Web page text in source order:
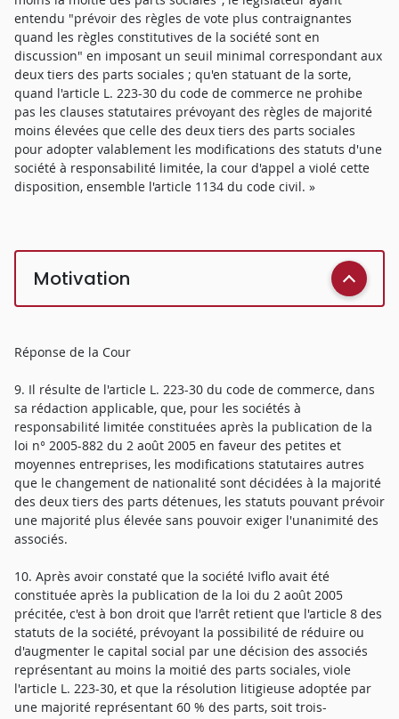
entendu "prévoir des règles de vote plus contraignantes
quand les règles constitutives de la société sont en
discussion" en imposant un seuil minimal correspondant aux
deux tiers des parts sociales ; qu'en statuant de la sorte,
quand l'article L. 223-30 du code de commerce ne prohibe
pas les clauses statutaires prévoyant des règles de majorité
moins élevées que celle des deux tiers des parts sociales
pour adopter valablement les modifications des statuts d'une
société à responsabilité limitée, la cour d'appel a violé cette
disposition, ensemble l'article 1134 du code civil. »
Motivation
Réponse de la Cour
9. Il résulte de l'article L. 223-30 du code de commerce, dans
sa rédaction applicable, que, pour les sociétés à
responsabilité limitée constituées après la publication de la
loi n° 2005-882 du 2 août 2005 en faveur des petites et
moyennes entreprises, les modifications statutaires autres
que le changement de nationalité sont décidées à la majorité
des deux tiers des parts détenues, les statuts pouvant prévoir
une majorité plus élevée sans pouvoir exiger l'unanimité des
associés.
10. Après avoir constaté que la société Iviflo avait été
constituée après la publication de la loi du 2 août 2005
précitée, c'est à bon droit que l'arrêt retient que l'article 8 des
statuts de la société, prévoyant la possibilité de réduire ou
d'augmenter le capital social par une décision des associés
représentant au moins la moitié des parts sociales, viole
l'article L. 223-30, et que la résolution litigieuse adoptée par
une majorité représentant 60 % des parts, soit trois-